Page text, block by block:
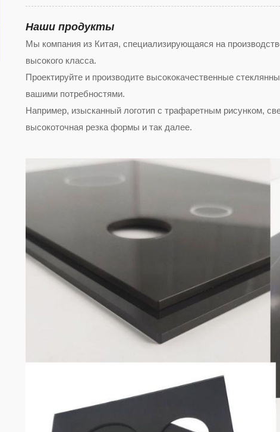
Наши продукты
Мы компания из Китая, специализирующаяся на
высокого класса.
Проектируйте и производите высококачественные
вашими потребностями.
Например, изысканный логотип с трафаретным рисунком,
высокоточная резка формы и так далее.